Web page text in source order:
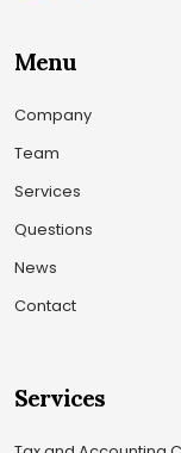
Menu
Company
Team
Services
Questions
News
Contact
Services